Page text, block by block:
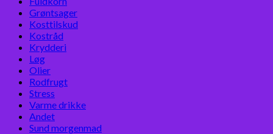
Grøntsager
Kosttilskud
Kostråd
Krydderi
Løg
Olier
Rodfrugt
Stress
Varme drikke
Andet
Sund morgenmad